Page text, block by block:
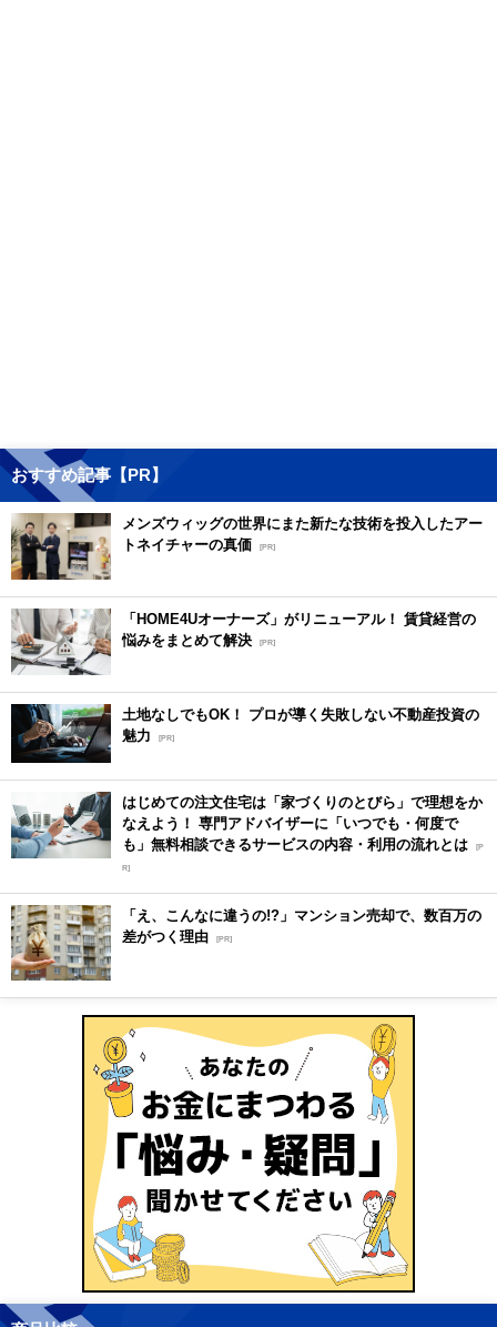
おすすめ記事【PR】
メンズウィッグの世界にまた新たな技術を投入したアー
トネイチャーの真価
[PR]
「HOME4Uオーナーズ」がリニューアル！ 賃貸経営の
悩みをまとめて解決 [PR]
土地なしでもOK！ プロが導く失敗しない不動産投資の
魅力
[PR]
はじめての注文住宅は「家づくりのとびら」で理想をか
なえよう！ 専門アドバイザーに「いつでも・何度で
も」無料相談できるサービスの内容・利用の流れとは [P
R]
「え、こんなに違うの!?」マンション売却で、数百万の
差がつく理由 [PR]